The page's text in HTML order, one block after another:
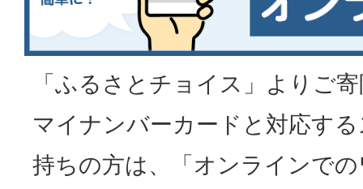
「ふるさとチョイス」よりご
マイナンバーカードと対応す
持ちの方は、「オンラインで